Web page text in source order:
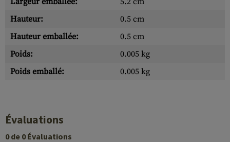
Hauteur:
0.5 cm
Hauteur emballée:
0.5 cm
Poids:
0.005 kg
Poids emballé:
0.005 kg
Évaluations
0 de 0 Évaluations